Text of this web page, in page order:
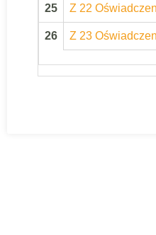
25 Z 22
26 Z 23